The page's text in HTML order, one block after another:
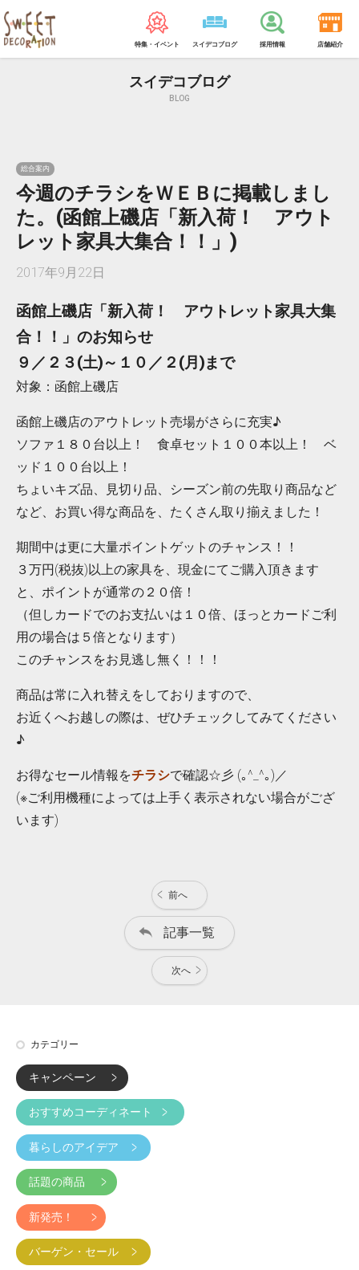
特集・イベント スイデコブログ 採用情報 店舗紹介
スイデコブログ
BLOG
総合案内
今週のチラシをＷＥＢに掲載しまし
た。(函館上磯店「新入荷！ アウト
レット家具大集合！！」)
2017年9月22日
函館上磯店「新入荷！ アウトレット家具大集
合！！」のお知らせ
９／２３(土)～１０／２(月)まで
対象：函館上磯店
函館上磯店のアウトレット売場がさらに充実♪
ソファ１８０台以上！ 食卓セット１００本以上！ ベ
ッド１００台以上！
ちょいキズ品、見切り品、シーズン前の先取り商品など
など、お買い得な商品を、たくさん取り揃えました！
期間中は更に大量ポイントゲットのチャンス！！
３万円(税抜)以上の家具を、現金にてご購入頂きます
と、ポイントが通常の２０倍！
（但しカードでのお支払いは１０倍、ほっとカードご利
用の場合は５倍となります）
このチャンスをお見逃し無く！！！
商品は常に入れ替えをしておりますので、
お近くへお越しの際は、ぜひチェックしてみてください
♪
お得なセール情報をチラシで確認☆彡 (｡^_^｡)／
(※ご利用機種によっては上手く表示されない場合がござ
います)
前へ
記事一覧
次へ
カテゴリー
キャンペーン
おすすめコーディネート
暮らしのアイデア
話題の商品
新発売！
バーゲン・セール